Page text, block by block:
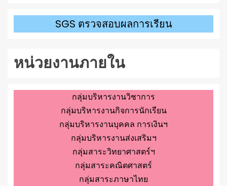
SGS ตรวจสอบผลการเรียน
หน่วยงานภายใน
กลุ่มบริหารงานวิชาการ
กลุ่มบริหารงานกิจการนักเรียน
กลุ่มบริหารงานบุคคล การเงินฯ
กลุ่มบริหารงานส่งเสริมฯ
กลุ่มสาระวิทยาศาสตร์ฯ
กลุ่มสาระคณิตศาสตร์
กลุ่มสาระภาษาไทย